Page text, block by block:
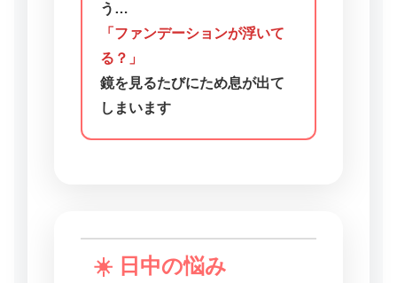
う…
「ファンデーションが浮いて
る？」
鏡を見るたびにため息が出て
しまいます
☀️ 日中の悩み